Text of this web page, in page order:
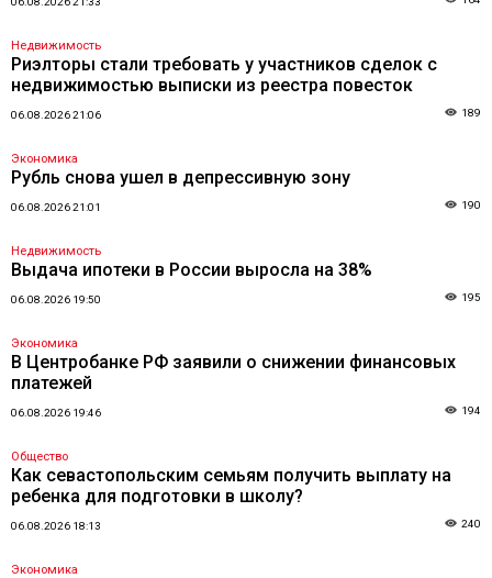
Недвижимость
Риэлторы стали требовать у участников сделок с
недвижимостью выписки из реестра повесток
06.08.2026 21:06 189
Экономика
Рубль снова ушел в депрессивную зону
06.08.2026 21:01 190
Недвижимость
Выдача ипотеки в России выросла на 38%
06.08.2026 19:50 195
Экономика
В Центробанке РФ заявили о снижении финансовых
платежей
06.08.2026 19:46 194
Общество
Как севастопольским семьям получить выплату на
ребенка для подготовки в школу?
06.08.2026 18:13 240
Экономика